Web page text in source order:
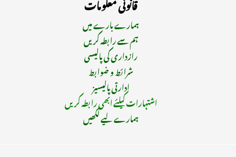
ہمارے بارے میں
ہم سے رابطہ کریں
رازداری کی پالیسی
شرائط و ضوابط
ادارتی پالیسیز
اشتہارات کیلئے ابھی رابطہ کریں
ہمارے لیے لکھیں